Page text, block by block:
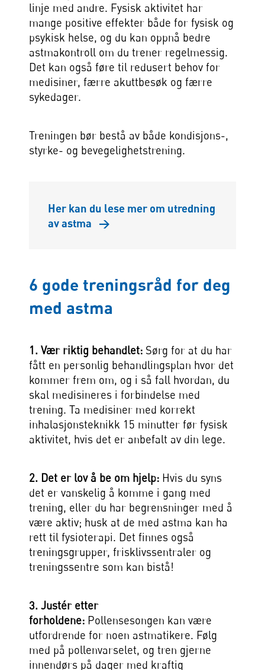
linje med andre. Fysisk aktivitet har
mange positive effekter både for fysisk og
psykisk helse, og du kan oppnå bedre
astmakontroll om du trener regelmessig.
Det kan også føre til redusert behov for
medisiner, færre akuttbesøk og færre
sykedager.
Treningen bør bestå av både kondisjons-,
styrke- og bevegelighetstrening.
Her kan du lese mer om utredning
av astma
→
6 gode treningsråd for deg
med astma
1. Vær riktig behandlet: Sørg for at du har
fått en personlig behandlingsplan hvor det
kommer frem om, og i så fall hvordan, du
skal medisineres i forbindelse med
trening. Ta medisiner med korrekt
inhalasjonsteknikk 15 minutter før fysisk
aktivitet, hvis det er anbefalt av din lege.
2. Det er lov å be om hjelp: Hvis du syns
det er vanskelig å komme i gang med
trening, eller du har begrensninger med å
være aktiv; husk at de med astma kan ha
rett til fysioterapi. Det finnes også
treningsgrupper, frisklivssentraler og
treningssentre som kan bistå!
3. Justér etter
forholdene: Pollensesongen kan være
utfordrende for noen astmatikere. Følg
med på pollenvarselet, og tren gjerne
innendørs på dager med kraftig